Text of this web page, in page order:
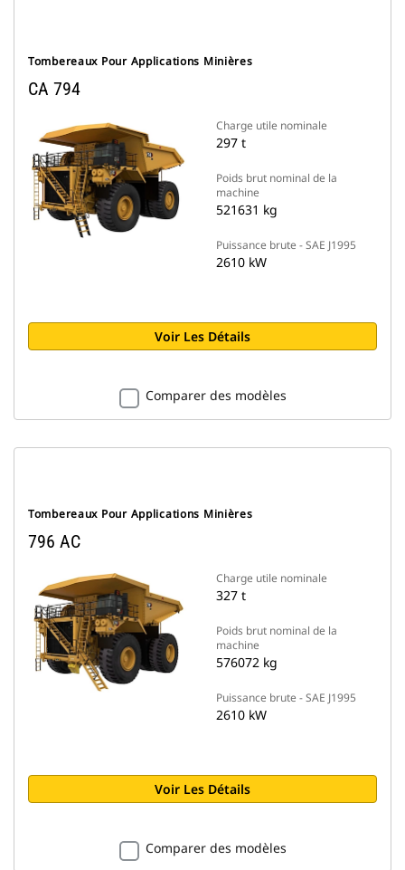
Tombereaux Pour Applications Minières
CA 794
Charge utile nominale
297 t
Poids brut nominal de la
machine
521631 kg
Puissance brute - SAE J1995
2610 kW
Voir Les Détails
Comparer des modèles
Tombereaux Pour Applications Minières
796 AC
Charge utile nominale
327 t
Poids brut nominal de la
machine
576072 kg
Puissance brute - SAE J1995
2610 kW
Voir Les Détails
Comparer des modèles